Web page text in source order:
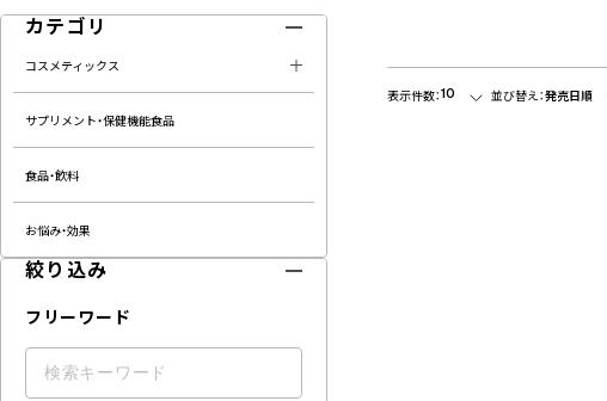
カテゴリ
コスメティックス
サプリメント・保健機能食品
食品・飲料
お悩み・効果
絞り込み
フリーワード
表示件数：10 並び替え：発売日順